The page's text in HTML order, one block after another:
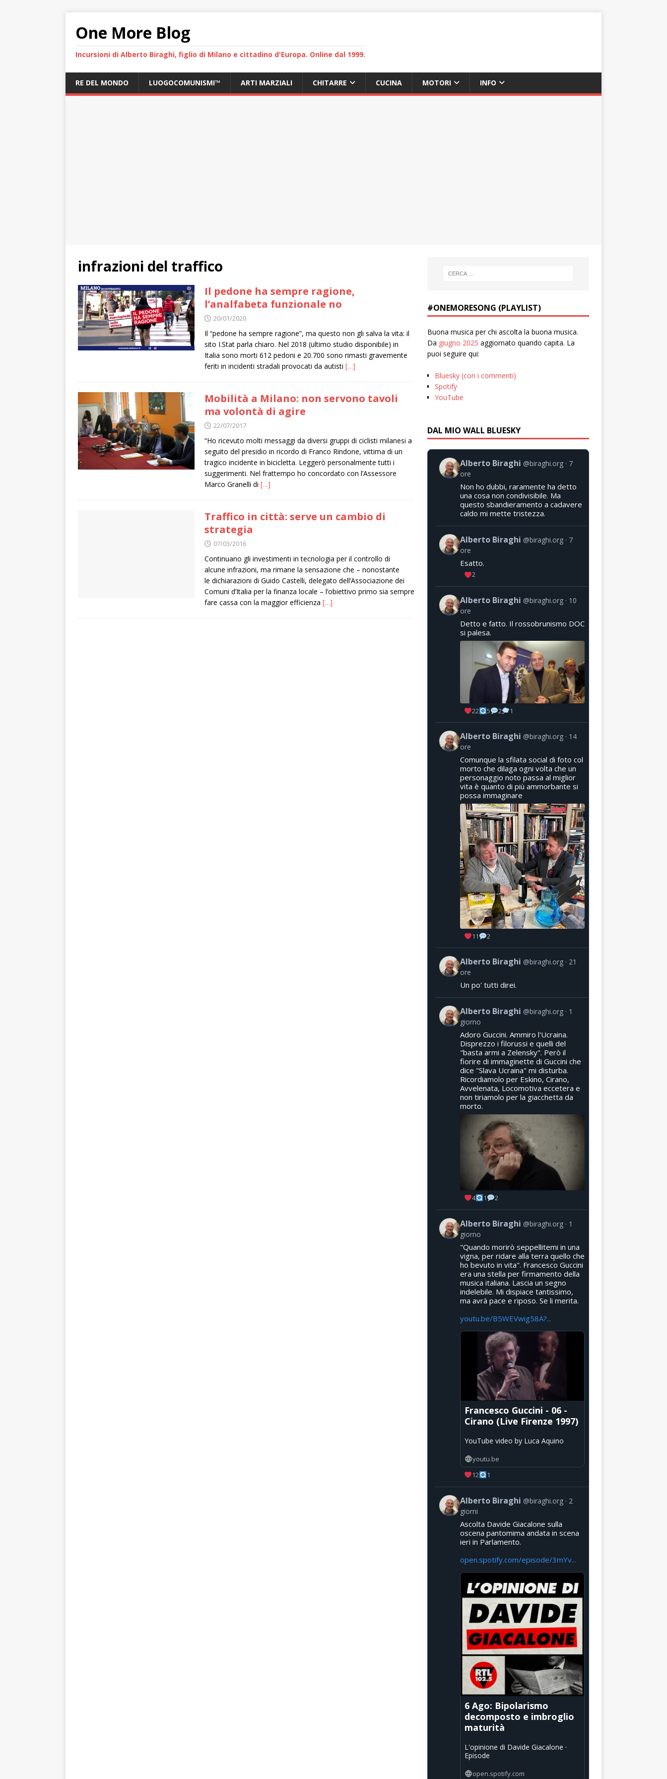
One More Blog
Incursioni di Alberto Biraghi, figlio di Milano e cittadino d'Europa. Online dal 1999.
RE DEL MONDO LUOGOCOMUNISMI™ ARTI MARZIALI CHITARRE CUCINA MOTORI INFO
infrazioni del traffico
Il pedone ha sempre ragione,
l’analfabeta funzionale no
20/01/2020
Il “pedone ha sempre ragione”, ma questo non gli salva la vita: il
sito I.Stat parla chiaro. Nel 2018 (ultimo studio disponibile) in
Italia sono morti 612 pedoni e 20.700 sono rimasti gravemente
feriti in incidenti stradali provocati da autisti […]
Mobilità a Milano: non servono tavoli
ma volontà di agire
22/07/2017
“Ho ricevuto molti messaggi da diversi gruppi di ciclisti milanesi a
seguito del presidio in ricordo di Franco Rindone, vittima di un
tragico incidente in bicicletta. Leggerò personalmente tutti i
suggerimenti. Nel frattempo ho concordato con l’Assessore
Marco Granelli di […]
Traffico in città: serve un cambio di
strategia
07/03/2016
Continuano gli investimenti in tecnologia per il controllo di
alcune infrazioni, ma rimane la sensazione che – nonostante
le dichiarazioni di Guido Castelli, delegato dell’Associazione dei
Comuni d’Italia per la finanza locale – l’obiettivo primo sia sempre
fare cassa con la maggior efficienza […]
#ONEMORESONG (PLAYLIST)
Buona musica per chi ascolta la buona musica.
Da giugno 2025 aggiornato quando capita. La
puoi seguire qui:
Bluesky (con i commenti)
Spotify
YouTube
DAL MIO WALL BLUESKY
Alberto Biraghi @biraghi.org
7
ore
Non ho dubbi, raramente ha detto
una cosa non condivisibile. Ma
questo sbandieramento a cadavere
caldo mi mette tristezza.
Alberto Biraghi @biraghi.org
7
ore
Esatto.
2
Alberto Biraghi @biraghi.org
10
ore
Detto e fatto. Il rossobrunismo DOC
si palesa.
22 5 2 1
Alberto Biraghi @biraghi.org
14
ore
Comunque la sfilata social di foto col
morto che dilaga ogni volta che un
personaggio noto passa al miglior
vita è quanto di più ammorbante si
possa immaginare
11 2
Alberto Biraghi @biraghi.org
21
ore
Un po' tutti direi.
Alberto Biraghi @biraghi.org
1
giorno
Adoro Guccini. Ammiro l'Ucraina.
Disprezzo i filorussi e quelli del
"basta armi a Zelensky". Però il
fiorire di immaginette di Guccini che
dice "Slava Ucraina" mi disturba.
Ricordiamolo per Eskino, Cirano,
Avvelenata, Locomotiva eccetera e
non tiriamolo per la giacchetta da
morto.
4 1 2
Alberto Biraghi @biraghi.org
1
giorno
"Quando morirò seppellitemi in una
vigna, per ridare alla terra quello che
ho bevuto in vita". Francesco Guccini
era una stella per firmamento della
musica italiana. Lascia un segno
indelebile. Mi dispiace tantissimo,
ma avrà pace e riposo. Se li merita.
youtu.be/B5WEVwig58A?...
Francesco Guccini - 06 -
Cirano (Live Firenze 1997)
YouTube video by Luca Aquino
youtu.be
12
1
Alberto Biraghi @biraghi.org
2
giorni
Ascolta Davide Giacalone sulla
oscena pantomima andata in scena
ieri in Parlamento.
open.spotify.com/episode/3mYv...
6 Ago: Bipolarismo
decomposto e imbroglio
maturità
L'opinione di Davide Giacalone ·
Episode
open.spotify.com